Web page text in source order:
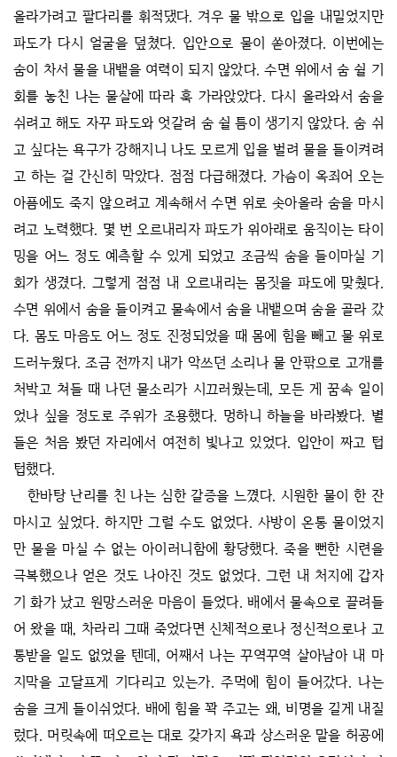
올라가려고 팔다리를 휘적댔다. 겨우 물 밖으로 입을 내밀었지만
파도가 다시 얼굴을 덮쳤다. 입안으로 물이 쏟아졌다. 이번에는
숨이 차서 물을 내뱉을 여력이 되지 않았다. 수면 위에서 숨 쉴 기
회를 놓친 나는 물살에 따라 훅 가라앉았다. 다시 올라와서 숨을
쉬려고 해도 자꾸 파도와 엇갈려 숨 쉴 틈이 생기지 않았다. 숨 쉬
고 싶다는 욕구가 강해지니 나도 모르게 입을 벌려 물을 들이켜려
고 하는 걸 간신히 막았다. 점점 다급해졌다. 가슴이 옥죄어 오는
아픔에도 죽지 않으려고 계속해서 수면 위로 솟아올라 숨을 마시
려고 노력했다. 몇 번 오르내리자 파도가 위아래로 움직이는 타이
밍을 어느 정도 예측할 수 있게 되었고 조금씩 숨을 들이마실 기
회가 생겼다. 그렇게 점점 내 오르내리는 몸짓을 파도에 맞췄다.
수면 위에서 숨을 들이켜고 물속에서 숨을 내뱉으며 숨을 골라 갔
다. 몸도 마음도 어느 정도 진정되었을 때 몸에 힘을 빼고 물 위로
드러누웠다. 조금 전까지 내가 악쓰던 소리나 물 안팎으로 고개를
처박고 쳐들 때 나던 물소리가 시끄러웠는데, 모든 게 꿈속 일이
었나 싶을 정도로 주위가 조용했다. 멍하니 하늘을 바라봤다. 별
들은 처음 봤던 자리에서 여전히 빛나고 있었다. 입안이 짜고 텁
텁했다.
한바탕 난리를 친 나는 심한 갈증을 느꼈다. 시원한 물이 한 잔
마시고 싶었다. 하지만 그럴 수도 없었다. 사방이 온통 물이었지
만 물을 마실 수 없는 아이러니함에 황당했다. 죽을 뻔한 시련을
극복했으나 얻은 것도 나아진 것도 없었다. 그런 내 처지에 갑자
기 화가 났고 원망스러운 마음이 들었다. 배에서 물속으로 끌려들
어 왔을 때, 차라리 그때 죽었다면 신체적으로나 정신적으로나 고
통받을 일도 없었을 텐데, 어째서 나는 꾸역꾸역 살아남아 내 마
지막을 고달프게 기다리고 있는가. 주먹에 힘이 들어갔다. 나는
숨을 크게 들이쉬었다. 배에 힘을 꽉 주고는 왜, 비명을 길게 내질
렀다. 머릿속에 떠오르는 대로 갖가지 욕과 상스러운 말을 허공에